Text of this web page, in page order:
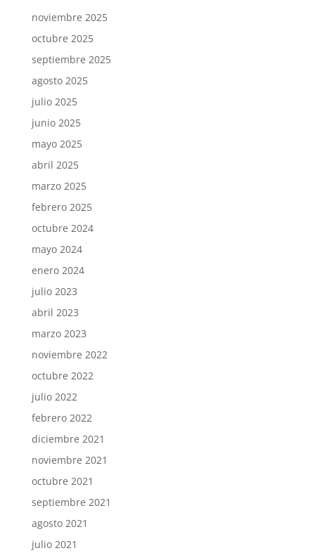
noviembre 2025
octubre 2025
septiembre 2025
agosto 2025
julio 2025
junio 2025
mayo 2025
abril 2025
marzo 2025
febrero 2025
octubre 2024
mayo 2024
enero 2024
julio 2023
abril 2023
marzo 2023
noviembre 2022
octubre 2022
julio 2022
febrero 2022
diciembre 2021
noviembre 2021
octubre 2021
septiembre 2021
agosto 2021
julio 2021